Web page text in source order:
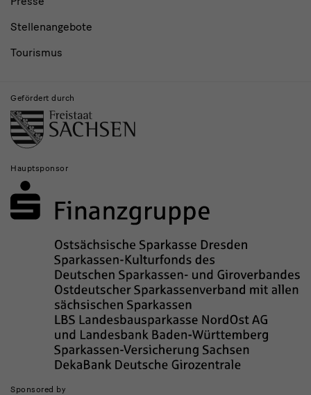
Stellenangebote
Tourismus
Gefördert durch
Hauptsponsor
Sponsored by